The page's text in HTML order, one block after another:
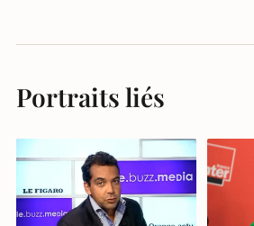
Portraits liés